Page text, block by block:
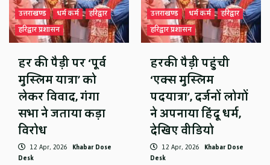
उत्तराखण्ड धर्म कर्म
हरिद्वार
हरिद्वार प्रशासन
हर की पैड़ी पर ‘पूर्व
मुस्लिम यात्रा’ को
लेकर विवाद, गंगा
सभा ने जताया कड़ा
विरोध
12 Apr, 2026 Khabar Dose
Desk
उत्तराखण्ड धर्म कर्म
हरिद्वार
हरिद्वार प्रशासन
हरकी पैड़ी पहुंची
‘एक्स मुस्लिम
पदयात्रा’, दर्जनों लोगों
ने अपनाया हिंदू धर्म,
देखिए वीडियो
12 Apr, 2026 Khabar Dose
Desk